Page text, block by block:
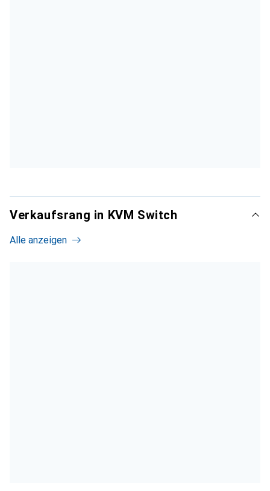
Verkaufsrang in KVM Switch
Alle anzeigen